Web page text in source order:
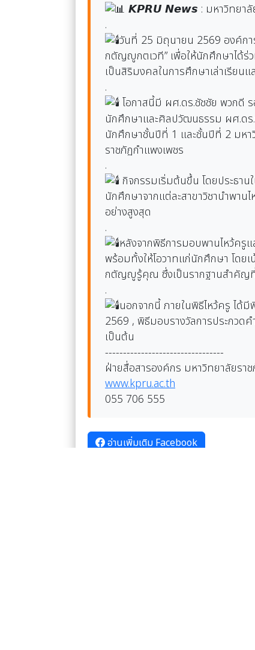
𝙆𝙋𝙍𝙐 𝙉𝙚𝙬𝙨 : มหาวิทยาลัย
.
วันที่ 25 มิถุนายน 2569 องค์ก
กตัญญูกตเวที” เพื่อให้นักศึกษาได้
เป็นสิริมงคลในการศึกษาเล่าเรียน
.
โอกาสนี้มี ผศ.ดร.ชัชชัย พวกดี
นักศึกษาและศิลปวัฒนธรรม ผศ.ด
นักศึกษาชั้นปีที่ 1 และชั้นปีที่ 2 มหา
ราชภัฏกำแพงเพชร
.
กิจกรรมเริ่มต้นขึ้น โดยประธ
นักศึกษาจากแต่ละสาขาวิชานำพา
อย่างสูงสุด
.
หลังจากพิธีการมอบพานไหว้ครู
พร้อมทั้งให้โอวาทแก่นักศึกษา โดย
กตัญญูรู้คุณ ซึ่งเป็นรากฐานสำคัญที่
.
นอกจากนี้ ภายในพิธีไหว้ครู ไ
2569 , พิธีมอบรางวัลการประกวด
เป็นต้น
---------------------------------
ฝ่ายสื่อสารองค์กร มหาวิทยาลัยรา
www.kpru.ac.th
055 706 555
อ่านเพิ่มเติม Facebook